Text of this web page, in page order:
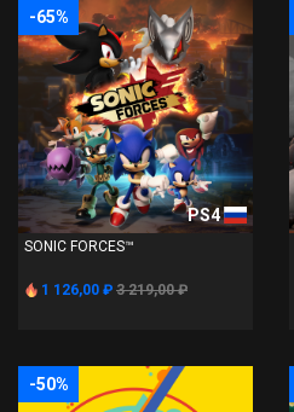
-65%
PS4
SONIC FORCES™
1 126,00 ₽ 3 219,00 ₽
-50%